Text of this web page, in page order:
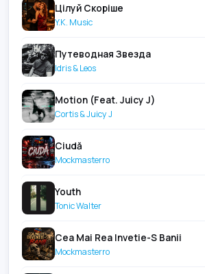
Цілуй Скоріше
Y.K. Music
Путеводная Звезда
Idris & Leos
Motion (Feat. Juicy J)
Cortis & Juicy J
Ciudă
Mockmasterro
Youth
Tonic Walter
Cea Mai Rea Invetie-S Banii
Mockmasterro